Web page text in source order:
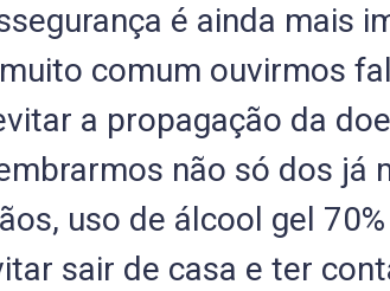
é ainda mais
comum ouvirmos
a propagação da
não só dos já
uso de álcool gel
sair de casa e ter